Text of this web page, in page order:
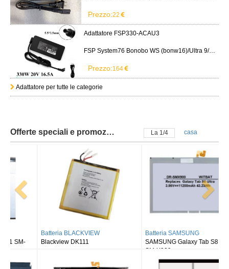
Prezzo:22
Adattatore FSP330-ACAU3
FSP System76 Bonobo WS (bonw16)/Ultra 9/RTX5090
Prezzo:164
Adattatore per tutte le categorie
Offerte speciali e promozioni La 2/4 casa
Batteria BLACKVIEW
Blackview DK111
Batteria SAMSUNG
SAMSUNG Galaxy Tab S8 Ultra